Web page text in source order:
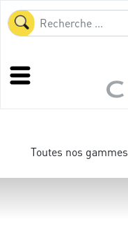
Toutes nos gammes